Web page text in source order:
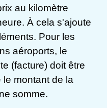
au kilomètre
À cela s'ajoute
Pour les
aéroports, le
(facture) doit être
le montant de la
somme.